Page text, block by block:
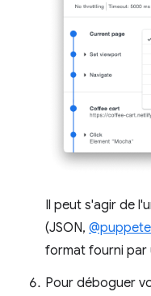
Il peut s'agir de
(JSON,
format fourni par
Pour déboguer